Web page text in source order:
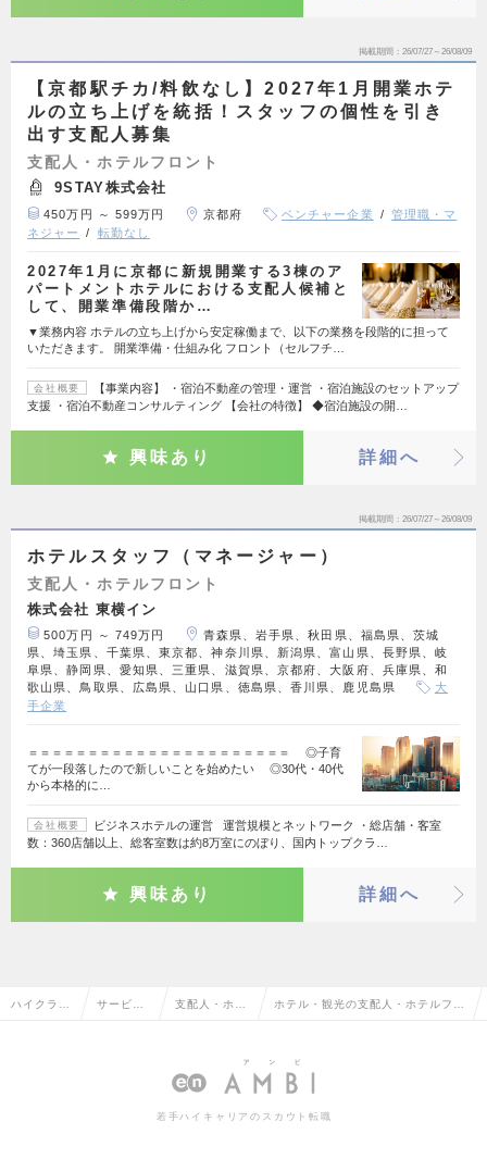
掲載期間 26/07/27～26/08/09
【京都駅チカ/料飲なし】2027年1月開業ホテ
ルの立ち上げを統括！スタッフの個性を引き
出す支配人募集
支配人・ホテルフロント
9STAY株式会社
450万円 ～ 599万円 京都府 ベンチャー企業
管理職・マ
ネジャー
転勤なし
2027年1月に京都に新規開業する3棟のア
パートメントホテルにおける支配人候補と
して、開業準備段階か…
▼業務内容 ホテルの立ち上げから安定稼働まで、以下の業務を段階的に担って
いただきます。 開業準備・仕組み化 フロント（セルフチ…
会社概要
【事業内容】 ・宿泊不動産の管理・運営 ・宿泊施設のセットアップ
支援 ・宿泊不動産コンサルティング 【会社の特徴】 ◆宿泊施設の開…
興味あり 詳細へ
掲載期間 26/07/27～26/08/09
ホテルスタッフ（マネージャー）
支配人・ホテルフロント
株式会社 東横イン
500万円 ～ 749万円
青森県、岩手県、秋田県、福島県、茨城
県、埼玉県、千葉県、東京都、神奈川県、新潟県、富山県、長野県、岐
阜県、静岡県、愛知県、三重県、滋賀県、京都府、大阪府、兵庫県、和
歌山県、鳥取県、広島県、山口県、徳島県、香川県、鹿児島県
大
手企業
＝＝＝＝＝＝＝＝＝＝＝＝＝＝＝＝＝＝＝＝＝＝ ◎子育
てが一段落したので新しいことを始めたい ◎30代・40代
から本格的に…
会社概要
ビジネスホテルの運営 運営規模とネットワーク ・総店舗・客室
数：360店舗以上、総客室数は約8万室にのぼり、国内トップクラ…
興味あり 詳細へ
ハイクラス サービ 支配人・ホテ ホテル・観光の支配人・ホテルフロ
若手ハイキャリアのスカウト転職